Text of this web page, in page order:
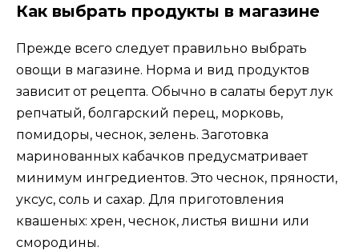
Как выбрать продукты в магазине
Прежде всего следует правильно выбрать
овощи в магазине. Норма и вид продуктов
зависит от рецепта. Обычно в салаты берут лук
репчатый, болгарский перец, морковь,
помидоры, чеснок, зелень. Заготовка
маринованных кабачков предусматривает
минимум ингредиентов. Это чеснок, пряности,
уксус, соль и сахар. Для приготовления
квашеных: хрен, чеснок, листья вишни или
смородины.